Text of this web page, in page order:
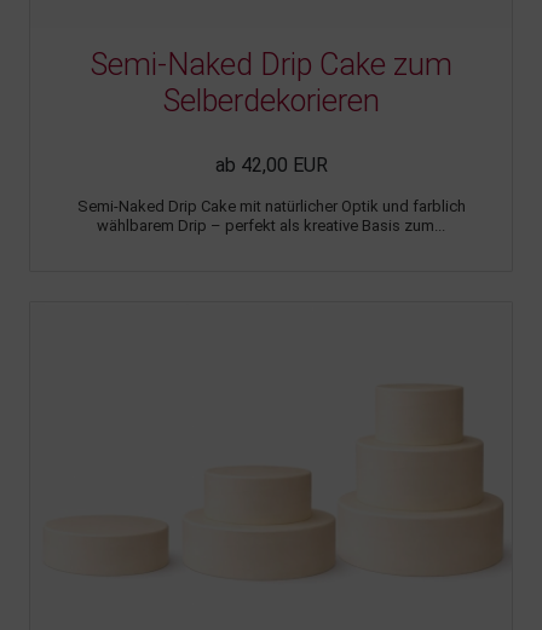
Semi-Naked Drip Cake zum
Selberdekorieren
ab 42,00 EUR
Semi-Naked Drip Cake mit natürlicher Optik und farblich
wählbarem Drip – perfekt als kreative Basis zum...